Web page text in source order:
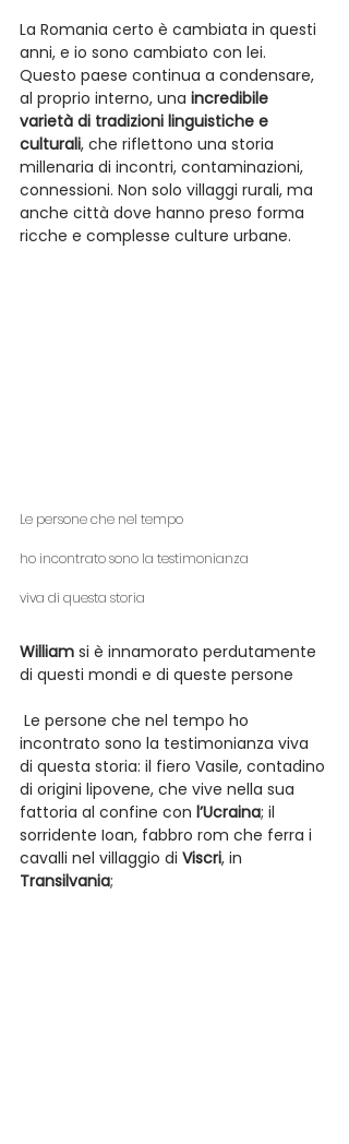
La Romania certo è cambiata in questi
anni, e io sono cambiato con lei.
Questo paese continua a condensare,
al proprio interno, una incredibile
varietà di tradizioni linguistiche e
culturali, che riflettono una storia
millenaria di incontri, contaminazioni,
connessioni. Non solo villaggi rurali, ma
anche città dove hanno preso forma
ricche e complesse culture urbane.
Le persone che nel tempo
ho incontrato sono la testimonianza
viva di questa storia
William si è innamorato perdutamente
di questi mondi e di queste persone
incontrato sono la testimonianza viva
di questa storia: il fiero Vasile, contadino
di origini lipovene, che vive nella sua
fattoria al confine con l’Ucraina; il
sorridente Ioan, fabbro rom che ferra i
cavalli nel villaggio di Viscri, in
Transilvania;